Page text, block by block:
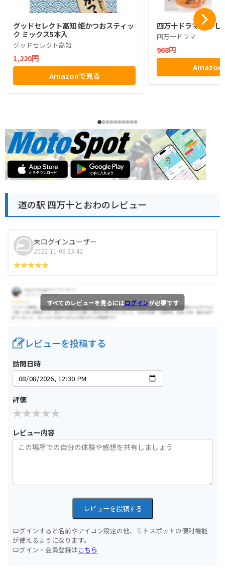
グッドセレクト高知 姫かつおスティッ
ク ミックス5本入
グッドセレクト高知
1,220円
Amazonで見る
四万十ドラマ ひがし
四万十ドラマ
968円
Amazon
道の駅 四万十とおわのレビュー
未ログインユーザー
2022-11-06 23:42
すべてのレビューを見るにはログインが必要です
レビューを投稿する
訪問日時
評価
レビュー内容
レビューを投稿する
ログインすると名前やアイコン設定の他、モトスポットの便利機能
が使えるようになります。
ログイン・会員登録はこちら